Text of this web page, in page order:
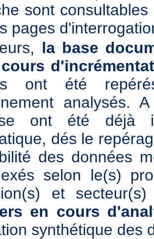
sont
pages
la base
ont été
analysés.
ont été déjà
dés le
des données
selon le(s)
et
en cours
synthétique des